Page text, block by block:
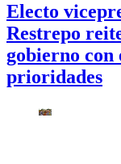
Electo
Restrepo
gobierno con
prioridades